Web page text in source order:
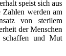
speist sich aus
Zahlen werden am
von sterilem
der Menschen
schaffen und Mut